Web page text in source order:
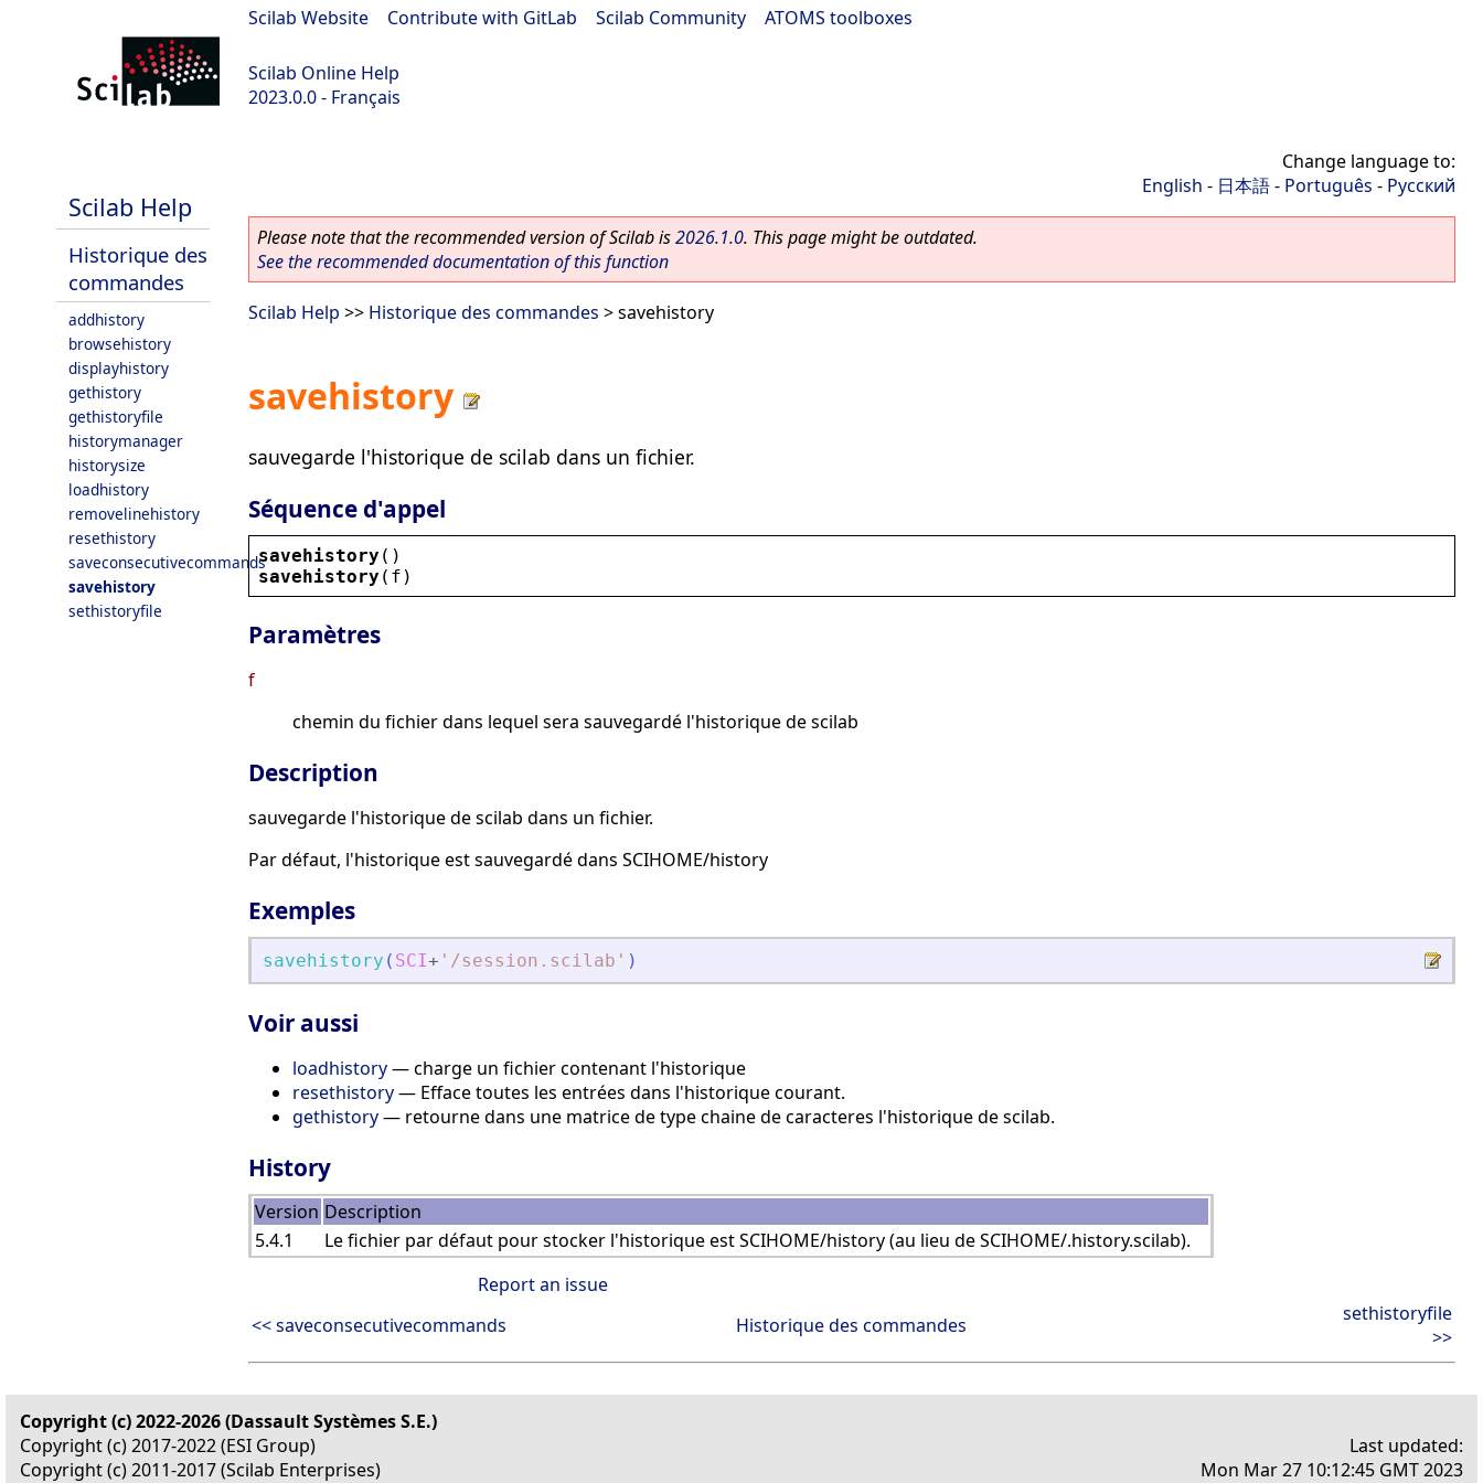
Scilab Website Contribute with GitLab Scilab Community ATOMS toolboxes
Scilab Online Help
2023.0.0 - Français
Scilab Help
Historique des
commandes
addhistory
browsehistory
displayhistory
gethistory
gethistoryfile
historymanager
historysize
loadhistory
removelinehistory
resethistory
saveconsecutivecommands
savehistory
sethistoryfile
Change language to:
English - 日本語- Português - Русский
Please note that the recommended version of Scilab is2026.1.0. This page might be outdated.
See the recommended documentation of this function
Scilab Help >> Historique des commandes > savehistory
savehistory
sauvegarde l'historique de scilab dans un fichier.
Séquence d'appel
savehistory ()
savehistory ( f )
Paramètres
f
chemin du fichier dans lequel sera sauvegardé l'historique de scilab
Description
sauvegarde l'historique de scilab dans un fichier.
Par défaut, l'historique est sauvegardé dans SCIHOME/history
Exemples
savehistory ( SCI+ ' /session.scilab ' )
Voir aussi
loadhistory— charge un fichier contenant l'historique
resethistory— Efface toutes les entrées dans l'historique courant.
gethistory— retourne dans une matrice de type chaine de caracteres l'historique de scilab.
History
Version Description
5.4.1
Le fichier par défaut pour stocker l'historique est SCIHOME/history (au lieu de SCIHOME/.history.scilab).
Report an issue
<< saveconsecutivecommands
Historique des commandes
sethistoryfile
>>
Copyright (c) 2022-2026 (Dassault Systèmes S.E.)
Copyright (c) 2017-2022 (ESI Group)
Copyright (c) 2011-2017 (Scilab Enterprises)
Last updated:
Mon Mar 27 10:12:45 GMT 2023